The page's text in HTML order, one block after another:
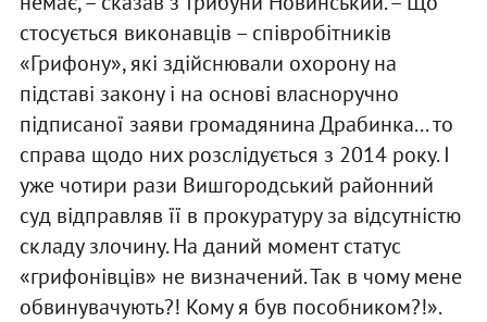
стосується виконавців – співробітників
«Грифону», які здійснювали охорону на
підставі закону і на основі власноручно
підписаної заяви громадянина Драбинка... то
справа щодо них розслідується з 2014 року. І
уже чотири рази Вишгородський районний
суд відправляв її в прокуратуру за відсутністю
складу злочину. На даний момент статус
«грифонівців» не визначений. Так в чому мене
обвинувачують?! Кому я був пособником?!».